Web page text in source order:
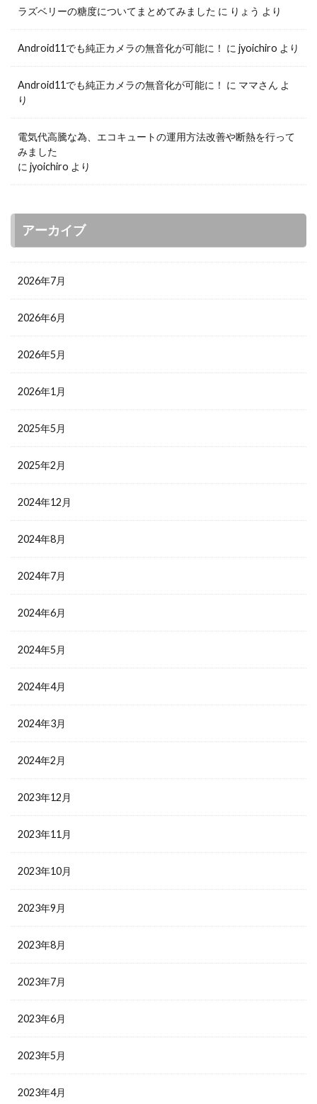
ラズベリーの糖度についてまとめてみました に りょう より
Android11でも純正カメラの無音化が可能に！ に jyoichiro より
Android11でも純正カメラの無音化が可能に！ に ママさん よ
り
電気代高騰な為、エコキュートの運用方法改善や断熱を行って
みました
に jyoichiro より
アーカイブ
2026年7月
2026年6月
2026年5月
2026年1月
2025年5月
2025年2月
2024年12月
2024年8月
2024年7月
2024年6月
2024年5月
2024年4月
2024年3月
2024年2月
2023年12月
2023年11月
2023年10月
2023年9月
2023年8月
2023年7月
2023年6月
2023年5月
2023年4月